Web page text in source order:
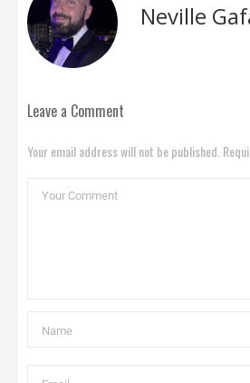
Neville
Leave a Comment
Your email address will not be published.